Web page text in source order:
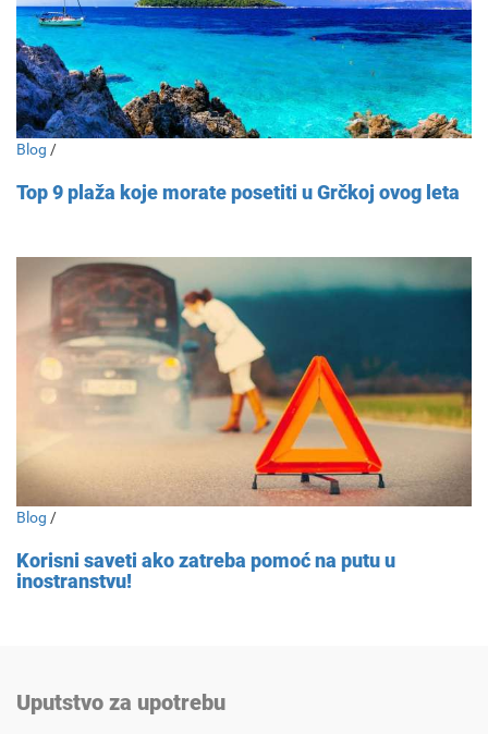
Blog /
Top 9 plaža koje morate posetiti u Grčkoj ovog leta
Blog /
Korisni saveti ako zatreba pomoć na putu u
inostranstvu!
Uputstvo za upotrebu